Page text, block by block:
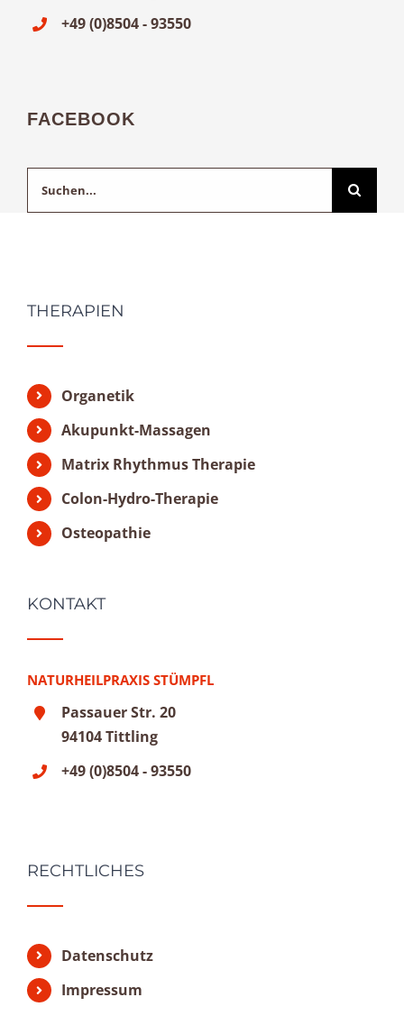
+49 (0)8504 - 93550
FACEBOOK
THERAPIEN
Organetik
Akupunkt-Massagen
Matrix Rhythmus Therapie
Colon-Hydro-Therapie
Osteopathie
KONTAKT
NATURHEILPRAXIS STÜMPFL
Passauer Str. 20
94104 Tittling
+49 (0)8504 - 93550
RECHTLICHES
Datenschutz
Impressum